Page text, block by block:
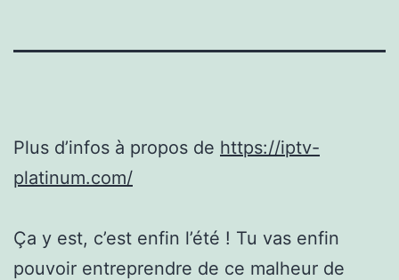
Plus d’infos à propos de https://iptv-
platinum.com/
Ça y est, c’est enfin l’été ! Tu vas enfin
pouvoir entreprendre de ce malheur de